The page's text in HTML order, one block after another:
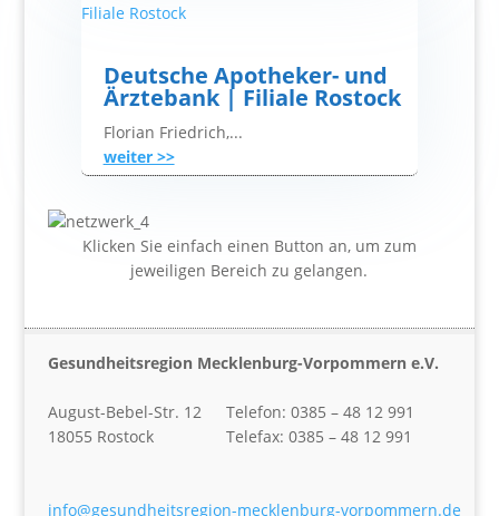
Deutsche Apotheker- und
Ärztebank | Filiale Rostock
Florian Friedrich,...
weiter >>
Klicken Sie einfach einen Button an, um zum
jeweiligen Bereich zu gelangen.
Gesundheitsregion Mecklenburg-Vorpommern e.V.
August-Bebel-Str. 12
18055 Rostock
Telefon: 0385 – 48 12 991
Telefax: 0385 – 48 12 991
info@gesundheitsregion-mecklenburg-vorpommern.de